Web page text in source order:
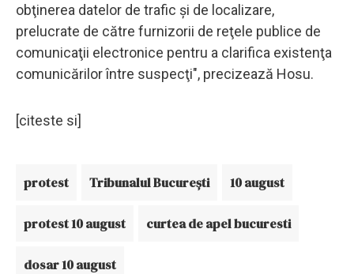
obţinerea datelor de trafic şi de localizare,
prelucrate de către furnizorii de reţele publice de
comunicaţii electronice pentru a clarifica existenţa
comunicărilor între suspecţi", precizează Hosu.
[citeste si]
protest Tribunalul București 10 august
protest 10 august curtea de apel bucuresti
dosar 10 august